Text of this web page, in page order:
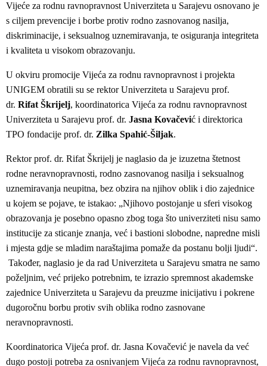
Vijeće za rodnu ravnopravnost Univerziteta u Sarajevu osnovano je
s ciljem prevencije i borbe protiv rodno zasnovanog nasilja,
diskriminacije, i seksualnog uznemiravanja, te osiguranja integriteta
i kvaliteta u visokom obrazovanju.
U okviru promocije Vijeća za rodnu ravnopravnost i projekta
UNIGEM obratili su se rektor Univerziteta u Sarajevu prof.
dr. Rifat Škrijelj, koordinatorica Vijeća za rodnu ravnopravnost
Univerziteta u Sarajevu prof. dr. Jasna Kovačević i direktorica
TPO fondacije prof. dr. Zilka Spahić-Šiljak.
Rektor prof. dr. Rifat Škrijelj je naglasio da je izuzetna štetnost
rodne neravnopravnosti, rodno zasnovanog nasilja i seksualnog
uznemiravanja neupitna, bez obzira na njihov oblik i dio zajednice
u kojem se pojave, te istakao: „Njihovo postojanje u sferi visokog
obrazovanja je posebno opasno zbog toga što univerziteti nisu samo
institucije za sticanje znanja, već i bastioni slobodne, napredne misli
i mjesta gdje se mladim naraštajima pomaže da postanu bolji ljudi“.
Također, naglasio je da rad Univerziteta u Sarajevu smatra ne samo
poželjnim, već prijeko potrebnim, te izrazio spremnost akademske
zajednice Univerziteta u Sarajevu da preuzme inicijativu i pokrene
dugoročnu borbu protiv svih oblika rodno zasnovane
neravnopravnosti.
Koordinatorica Vijeća prof. dr. Jasna Kovačević je navela da već
dugo postoji potreba za osnivanjem Vijeća za rodnu ravnopravnost,